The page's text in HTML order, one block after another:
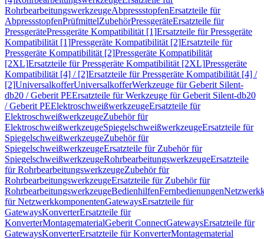
RohrbearbeitungswerkzeugeAbpressstopfenErsatzteile für
AbpressstopfenPrüfmittelZubehörPressgeräteErsatzteile für
PressgerätePressgeräte Kompatibilität [1]Ersatzteile für Pressgeräte
Kompatibilität [1]Pressgeräte Kompatibilität [2]Ersatzteile für
Pressgeräte Kompatibilität [2]Pressgeräte Kompatibilität
[2XL]Ersatzteile für Pressgeräte Kompatibilität [2XL]Pressgeräte
Kompatibilität [4] / [2]Ersatzteile für Pressgeräte Kompatibilität [4] /
[2]UniversalkofferUniversalkofferWerkzeuge für Geberit Silent-
db20 / Geberit PEErsatzteile für Werkzeuge für Geberit Silent-db20
/ Geberit PEElektroschweißwerkzeugeErsatzteile für
ElektroschweißwerkzeugeZubehör für
ElektroschweißwerkzeugeSpiegelschweißwerkzeugeErsatzteile für
SpiegelschweißwerkzeugeZubehör für
SpiegelschweißwerkzeugeErsatzteile für Zubehör für
SpiegelschweißwerkzeugeRohrbearbeitungswerkzeugeErsatzteile
für RohrbearbeitungswerkzeugeZubehör für
RohrbearbeitungswerkzeugeErsatzteile für Zubehör für
RohrbearbeitungswerkzeugeBedienhilfenFernbedienungen
für NetzwerkkomponentenGatewaysErsatzteile für
GatewaysKonverterErsatzteile für
KonverterMontagematerialGeberit ConnectGatewaysErsatzteile für
GatewaysKonverterErsatzteile für KonverterMontagematerial